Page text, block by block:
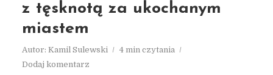
z tęsknotą za ukochanym
miastem
Autor: Kamil Sulewski
4 min czytania
Dodaj komentarz